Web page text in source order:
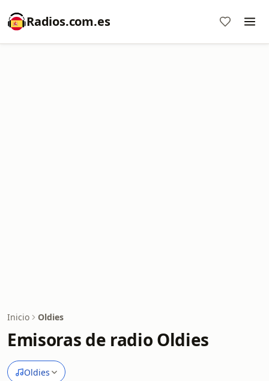
Radios.com.es
Inicio Oldies
Emisoras de radio Oldies
Oldies